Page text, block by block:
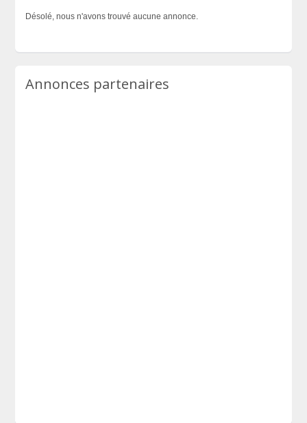
Désolé, nous n'avons trouvé aucune annonce.
Annonces partenaires